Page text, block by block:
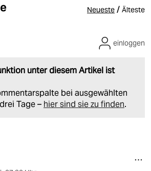
Neueste / Älteste
unter diesem Artikel ist
bei ausgewählten
Tage – hier sind sie zu finden.
einloggen